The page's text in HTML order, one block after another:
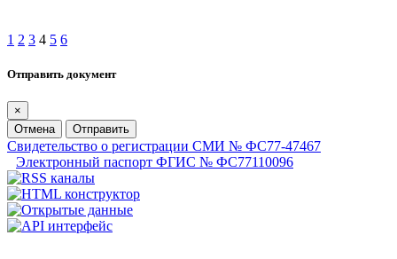
1 2 3 4 5 6
Отправить документ
×
Отмена
Отправить
Свидетельство о регистрации СМИ № ФС77-47467
Электронный паспорт ФГИС № ФС77110096